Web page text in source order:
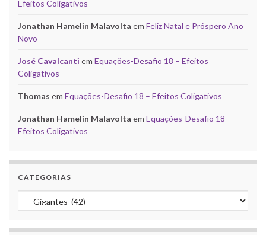
Efeitos Coligativos
Jonathan Hamelin Malavolta em Feliz Natal e Próspero Ano
Novo
José Cavalcanti em Equações-Desafio 18 – Efeitos
Coligativos
Thomas em Equações-Desafio 18 – Efeitos Coligativos
Jonathan Hamelin Malavolta em Equações-Desafio 18 –
Efeitos Coligativos
CATEGORIAS
Categorias